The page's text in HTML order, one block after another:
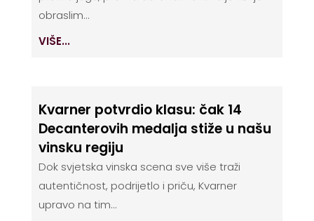
obraslim...
VIŠE...
Kvarner potvrdio klasu: čak 14
Decanterovih medalja stiže u našu
vinsku regiju
Dok svjetska vinska scena sve više traži
autentičnost, podrijetlo i priču, Kvarner
upravo na tim...